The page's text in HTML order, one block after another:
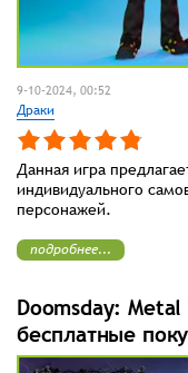
9-10-2024, 00:52
Драки
Данная игра
индивидуального
персонажей.
подробнее...
Doomsday:
бесплатные